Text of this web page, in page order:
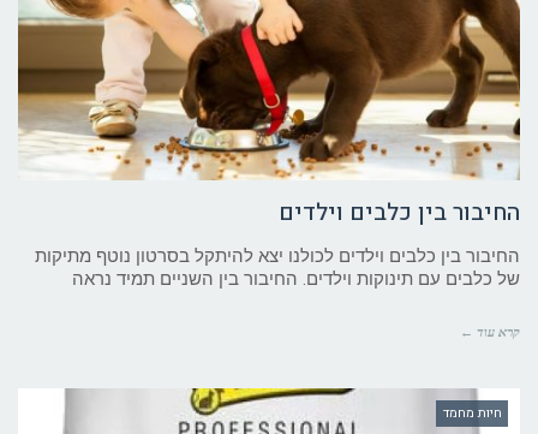
החיבור בין כלבים וילדים
החיבור בין כלבים וילדים לכולנו יצא להיתקל בסרטון נוטף מתיקות
של כלבים עם תינוקות וילדים. החיבור בין השניים תמיד נראה
קרא עוד ←
חיות מחמד